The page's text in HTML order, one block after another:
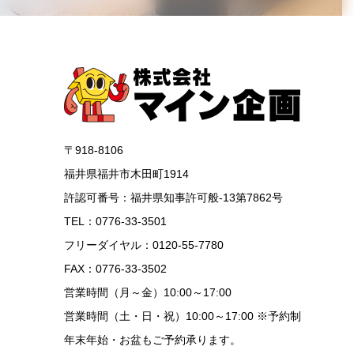
〒918-8106
福井県福井市木田町1914
許認可番号：福井県知事許可般-13第7862号
TEL：0776-33-3501
フリーダイヤル：0120-55-7780
FAX：0776-33-3502
営業時間（月～金）10:00～17:00
営業時間（土・日・祝）10:00～17:00 ※予約制
年末年始・お盆もご予約承ります。